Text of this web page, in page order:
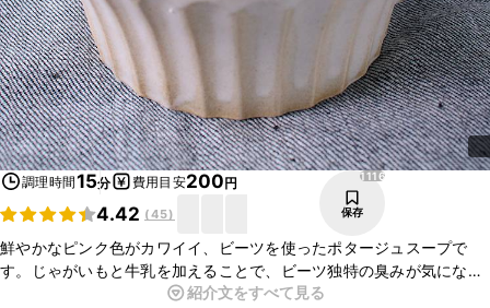
調理時間15分 費用目安200円
4.42 (45)
1116
保存
鮮やかなピンク色がカワイイ、ビーツを使ったポタージュスープで
す。じゃがいもと牛乳を加えることで、ビーツ独特の臭みが気になら
ず、おいしくいただけますよ。ぜひ試してみてくださいね。
紹介文をすべて見る